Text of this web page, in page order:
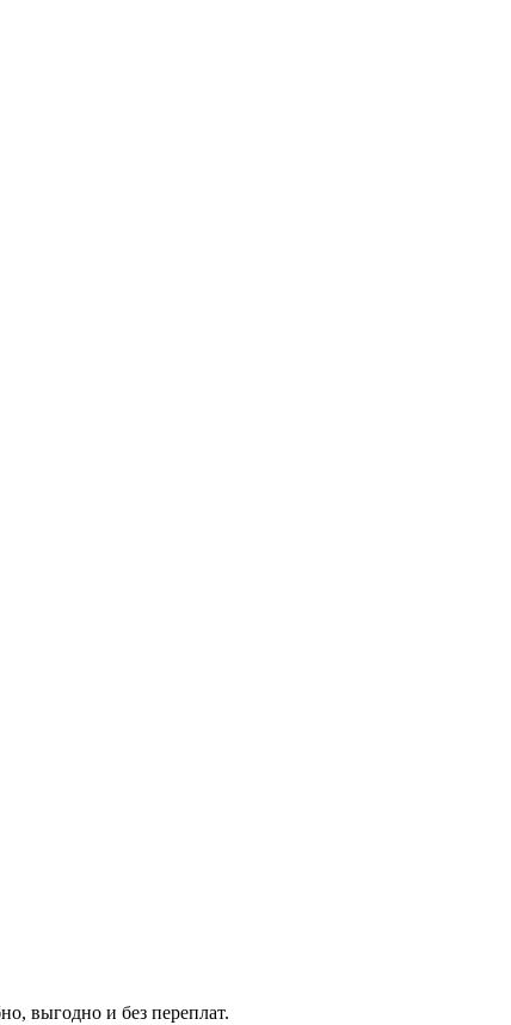
выгодно и без переплат.